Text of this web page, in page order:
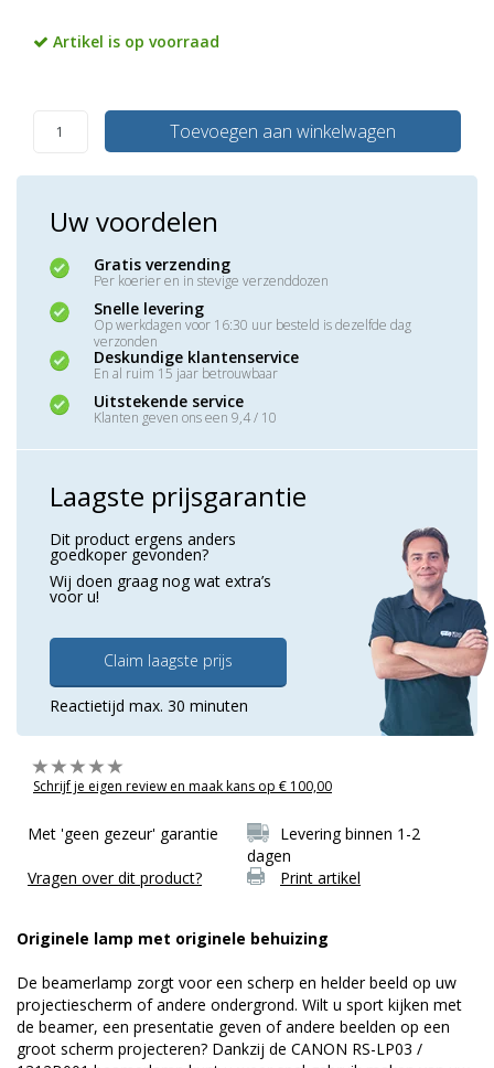
Artikel is op voorraad
Toevoegen aan winkelwagen
Uw voordelen
Gratis verzending
Per koerier en in stevige verzenddozen
Snelle levering
Op werkdagen voor 16:30 uur besteld is dezelfde dag
verzonden
Deskundige klantenservice
En al ruim 15 jaar betrouwbaar
Uitstekende service
Klanten geven ons een 9,4 / 10
Laagste prijsgarantie
Dit product ergens anders
goedkoper gevonden?
Wij doen graag nog wat extra’s
voor u!
Claim laagste prijs
Reactietijd max. 30 minuten
Schrijf je eigen review en maak kans op € 100,00
Met 'geen gezeur' garantie
Levering binnen 1-2
dagen
Vragen over dit product?
Print artikel
Originele lamp met originele behuizing
De beamerlamp zorgt voor een scherp en helder beeld op uw
projectiescherm of andere ondergrond. Wilt u sport kijken met
de beamer, een presentatie geven of andere beelden op een
groot scherm projecteren? Dankzij de CANON RS-LP03 /